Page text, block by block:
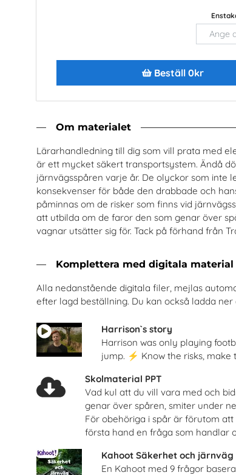
Beställ 0kr
Om materialet
Lärarhandledning till dig som vill prata med
är ett mycket säkert transportsystem. Ändå
järnvägsspåren varje år. De olyckor som inte
konsekvenser för både den drabbade och
påminnas om de risker som finns vid
att utbilda om de faror den som genar över
vagnar utsätter sig för. Tack på förhand från
Komplettera med digitala material
Alla nedanstående digitala filer, mejlas
efter lagd beställning. Du kan också ladda ner
Harrison`s story
Harrison was only playing
jump. ⚡ Know the risks,
Skolmaterial PPT
Vad kul att du vill vara med och
genar över spåren, smiter under
För obehöriga i spår är förutom
första hand en fråga som handlar
Kahoot Säkerhet och järnväg
En Kahoot med 9 frågor
Prostatacancerförbundet
Beställ 0kr
Arena
och järnväg – om risker med
Trafikverket
Beställ 0kr
Säkra